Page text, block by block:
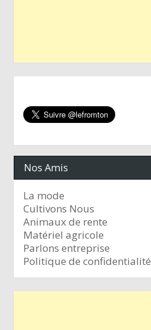
Nos Amis
La mode
Cultivons Nous
Animaux de rente
Matériel agricole
Parlons entreprise
Politique de confidentialité